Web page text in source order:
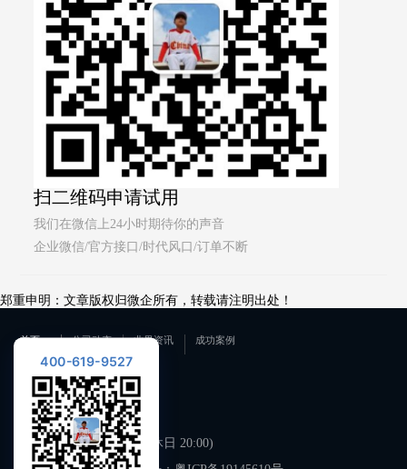
扫二维码申请试用
我们在微信上24小时期待你的声音
企业微信/官方接口/时代风口/订单不断
郑重申明：文章版权归微企所有，转载请注明出处！
首页 公司动态 业界资讯 成功案例
联系我们
400-619-9527
工作日 09:00-21:00 (双休日 20:00)
400-619-9527